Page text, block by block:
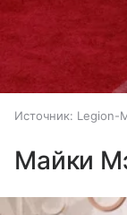
Источник: Legion-
Майки